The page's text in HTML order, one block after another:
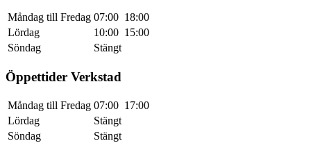
Måndag till Fredag 07:00 18:00
Lördag
10:00 15:00
Söndag
Stängt
Öppettider Verkstad
Måndag till Fredag 07:00 17:00
Lördag
Stängt
Söndag
Stängt